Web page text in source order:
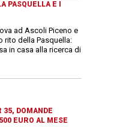
PASQUELLA E I
ad Ascoli Piceno e
rito della Pasquella:
in casa alla ricerca di
35, DOMANDE
EURO AL MESE